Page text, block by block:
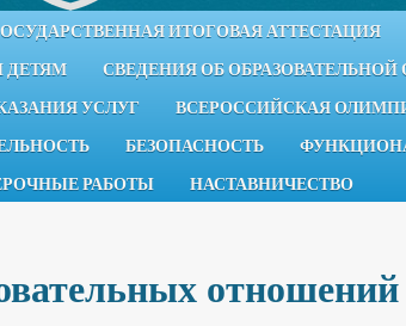
ИТОГОВАЯ АТТЕСТАЦИЯ
ДЕТЯМ
СВЕДЕНИЯ ОБ
УСЛУГ
ВСЕРОССИЙСКАЯ
БЕЗОПАСНОСТЬ
РАБОТЫ
НАСТАВНИЧЕСТВО
отношений